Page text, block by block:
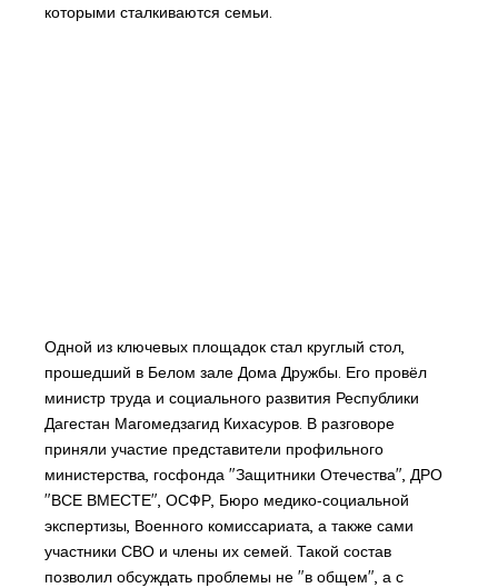
которыми сталкиваются семьи.
Одной из ключевых площадок стал круглый стол,
прошедший в Белом зале Дома Дружбы. Его провёл
министр труда и социального развития Республики
Дагестан Магомедзагид Кихасуров. В разговоре
приняли участие представители профильного
министерства, госфонда "Защитники Отечества", ДРО
"ВСЕ ВМЕСТЕ", ОСФР, Бюро медико‑социальной
экспертизы, Военного комиссариата, а также сами
участники СВО и члены их семей. Такой состав
позволил обсуждать проблемы не "в общем", а с